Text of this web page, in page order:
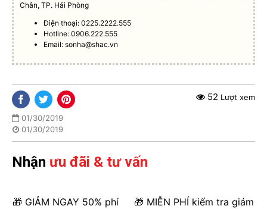
Chân, TP. Hải Phòng
Điện thoại: 0225.2222.555
Hotline: 0906.222.555
Email:sonha@shac.vn
01/30/2019
01/30/2019
52 Lượt xem
Nhận ưu đãi & tư vấn
🎁 GIẢM NGAY 50% phí
🎁 MIỄN PHÍ kiểm tra giám